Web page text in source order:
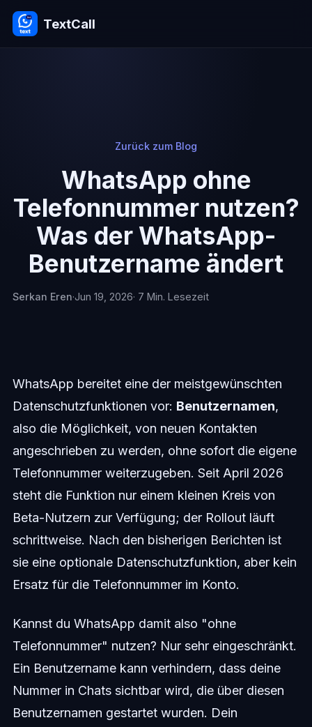
TextCall
Zurück zum Blog
WhatsApp ohne
Telefonnummer nutzen?
Was der WhatsApp-
Benutzername ändert
Serkan Eren·Jun 19, 2026· 7 Min. Lesezeit
WhatsApp bereitet eine der meistgewünschten
Datenschutzfunktionen vor: Benutzernamen,
also die Möglichkeit, von neuen Kontakten
angeschrieben zu werden, ohne sofort die eigene
Telefonnummer weiterzugeben. Seit April 2026
steht die Funktion nur einem kleinen Kreis von
Beta-Nutzern zur Verfügung; der Rollout läuft
schrittweise. Nach den bisherigen Berichten ist
sie eine optionale Datenschutzfunktion, aber kein
Ersatz für die Telefonnummer im Konto.
Kannst du WhatsApp damit also "ohne
Telefonnummer" nutzen? Nur sehr eingeschränkt.
Ein Benutzername kann verhindern, dass deine
Nummer in Chats sichtbar wird, die über diesen
Benutzernamen gestartet wurden. Dein